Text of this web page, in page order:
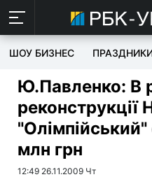
ШОУ БИЗНЕС
Ю.Павленко: В
реконструкції
млн грн
12:49 26.11.2009 Чт